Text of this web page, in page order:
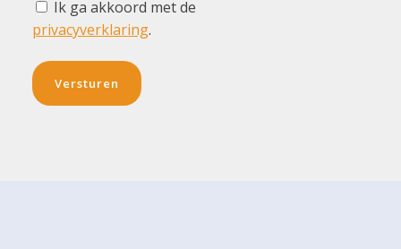
Ik ga akkoord met de
privacyverklaring.